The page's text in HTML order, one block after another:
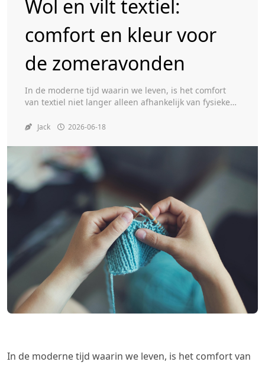
Toggle
Wol en vilt textiel:
comfort en kleur voor
de zomeravonden
In de moderne tijd waarin we leven, is het comfort
van textiel niet langer alleen afhankelijk van fysieke
van Smart Home-technologieën speelt ook
perfect om warme en stijlvolle zomeravonden te
bereiken, zowel qua gevoel als technologie. In dit […]
Jack 2026-06-18
In de moderne tijd waarin we leven, is het comfort van